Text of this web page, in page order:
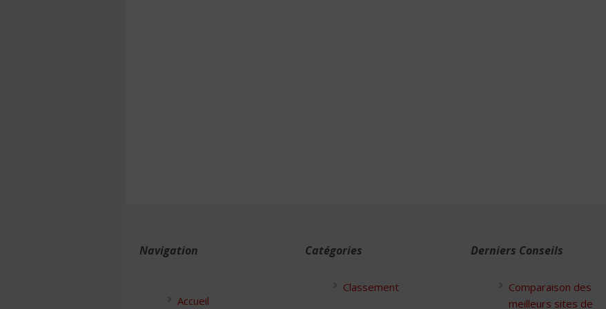
Navigation
Accueil
Catégories
Classement
Derniers Conseils
Comparaison des
meilleurs sites de